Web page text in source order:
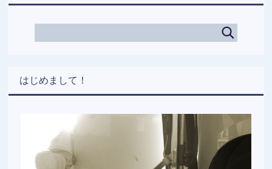
はじめまして！